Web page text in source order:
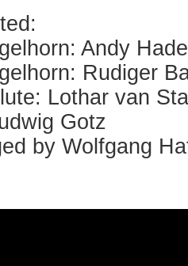
Andy
Rudiger
Lothar van
Gotz
by Wolfgang